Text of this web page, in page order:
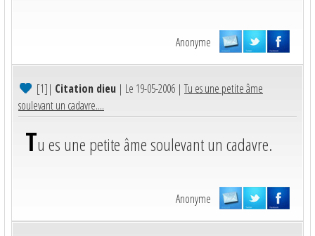
Anonyme
[1]| Citation dieu | Le 19-05-2006 |Tu es une petite âme
soulevant un cadavre....
Tu es une petite âme soulevant un cadavre.
Anonyme